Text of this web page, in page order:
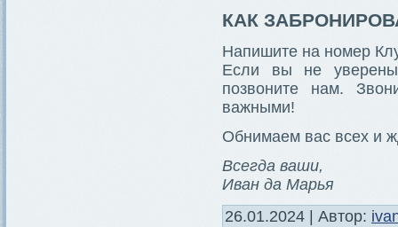
КАК
Напишите на номер
Если вы не
позвоните нам.
важными!
Обнимаем вас всех и
Всегда ваши,
Иван да Марья
26.01.2024 | Автор: